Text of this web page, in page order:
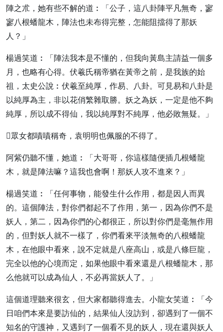
陣之朮，她有些不解的道︰「公子，這八卦陣平凡無奇，寥
寥八根蟠龍木，陣法也未布得完整，怎能阻擋得了那妖
人？」
楊過笑道︰「陣法我本是不懂的，但我向黃島主請益一個多
月，也略有心得。伏羲氏稱帝猶在黃帝之前，是我族的始
祖，太史公說︰伏羲至純厚，作易、八卦。可見易和八卦是
以純厚為主，非以花俏繁雜取勝。妖之為妖，一定是他不夠
純厚，所以成不得仙，我以純厚對不純厚，他必敗無疑。」
眾女都嘖嘖稱奇，袁明明也佩服的不得了。
阿紫仍聽不懂，她道︰「大哥哥，你這樣隨便插几根蟠龍
木，就是陣法嘛？這我也會啊！那妖人攻不進來？」
楊過笑道︰「任何事物，能發生什么作用，都是因人而異
的。這個陣法，對你們都起不了作用，第一，因為你們不是
妖人，第二，因為你們的心都很正，所以對你們是毫無作用
的，但對妖人就不一樣了，你們看來平淡無奇的八根蟠龍
木，在他眼中看來，說不定就是八座高山，或是八條巨龍，
完全以他的心境而定，如果他眼中看來還是八根蟠龍木，那
么他就可以成為仙人，不必再當妖人了。」
這個道理聽來很玄，但大家都聽得進去。小龍女笑道︰「今
日咱們本來是要訪仙的，結果仙人沒訪到，卻遇到了一個不
知名的守護神，又遇到了一個看不見的妖人，現在還與妖人